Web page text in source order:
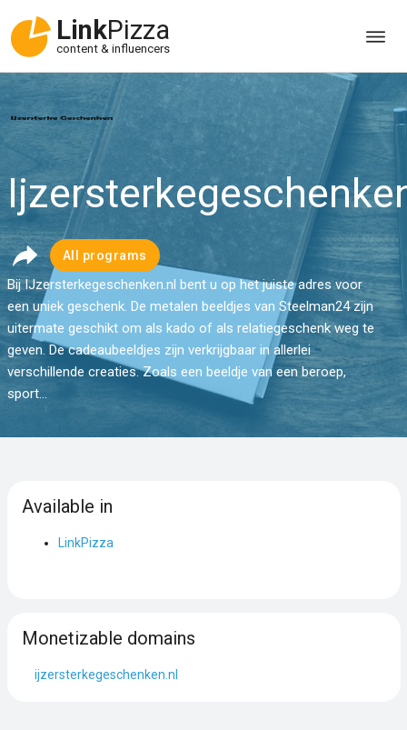
LinkPizza
content & influencers
All programs
Bij IJzersterkegeschenken.nl bent u op het juiste adres voor
een uniek geschenk. De metalen beeldjes van Steelman24 zijn
uitermate geschikt om als kado of als relatiegeschenk weg te
geven. De cadeaubeeldjes zijn verkrijgbaar in allerlei
verschillende creaties. Zoals een beeldje van een beroep,
sport...
Available in
LinkPizza
Monetizable domains
ijzersterkegeschenken.nl